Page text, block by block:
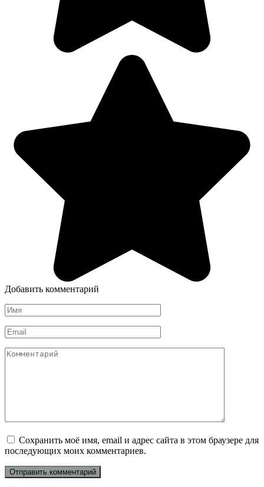
Добавить комментарий
Имя
*
Email
*
Комментарий
Сохранить моё имя, email и адрес сайта в этом браузере для
последующих моих комментариев.